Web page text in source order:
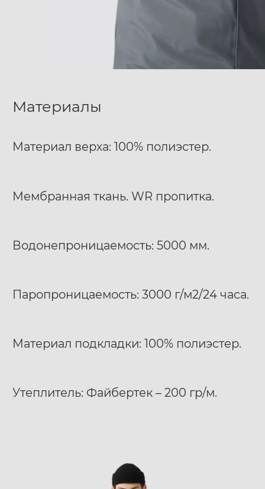
Материалы
Материал верха: 100% полиэстер.
Мембранная ткань. WR пропитка.
Водонепроницаемость: 5000 мм.
Паропроницаемость: 3000 г/м2/24 часа.
Материал подкладки: 100% полиэстер.
Утеплитель: Файбертек – 200 гр/м.